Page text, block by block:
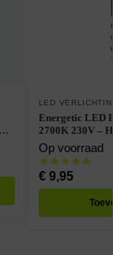
LED
Energetic LED
2700K 230V –
Op voorraad
€9,95